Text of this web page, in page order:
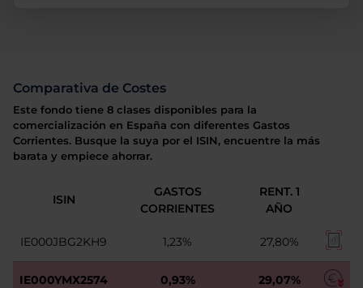
Comparativa de Costes
Este fondo tiene 8 clases disponibles para la
comercialización en España con diferentes Gastos
Corrientes. Busque la suya por el ISIN, encuentre la más
barata y empiece ahorrar.
ISIN
GASTOS
CORRIENTES
RENT. 1
AÑO
IE000JBG2KH9 1,23% 27,80%
IE000YMX2574 0,93% 29,07%